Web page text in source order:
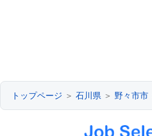
トップページ ＞ 石川県 ＞ 野々市市